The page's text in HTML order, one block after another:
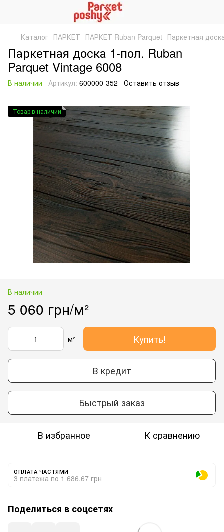
Каталог ПАРКЕТ ПАРКЕТ Ruban Parquet Паркетная
Паркетная доска 1-пол. Ruban
Parquet Vintage 6008
В наличии Артикул: 600000-352 Оставить отзыв
Товар в наличии
В наличии
5 060 грн/м²
м² Купить!
В кредит
Быстрый заказ
В избранное К сравнению
ОПЛАТА ЧАСТЯМИ
3 платежа по 1 686.67 грн
Поделиться в соцсетях